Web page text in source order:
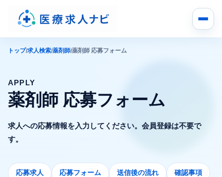
トップ/求人検索/薬剤師/薬剤師 応募フォーム
APPLY
薬剤師 応募フォーム
求人への応募情報を入力してください。会員登録は不要で
す。
応募求人 応募フォーム 送信後の流れ 確認事項